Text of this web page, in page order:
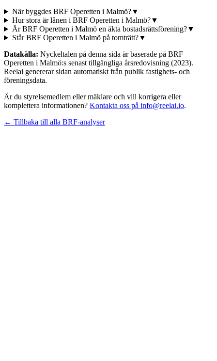
När byggdes BRF Operetten i Malmö?▼
Hur stora är lånen i BRF Operetten i Malmö?▼
Är BRF Operetten i Malmö en äkta bostadsrättsförening?▼
Står BRF Operetten i Malmö på tomträtt?▼
Datakälla: Nyckeltalen på denna sida är baserade på BRF
Operetten i Malmö:s senast tillgängliga årsredovisning (2023).
Reelai genererar sidan automatiskt från publik fastighets- och
föreningsdata.
Är du styrelsemedlem eller mäklare och vill korrigera eller
komplettera informationen? Kontakta oss på info@reelai.io.
← Tillbaka till alla BRF-analyser